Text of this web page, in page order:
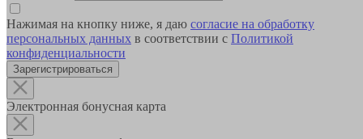
Нажимая на кнопку ниже, я даю согласие на обработку
персональных данных в соответствии с Политикой
конфиденциальности
Зарегистрироваться
Электронная бонусная карта